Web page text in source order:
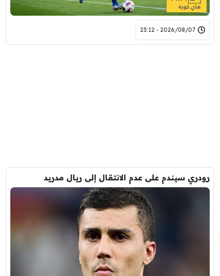
2026/08/07 - 23:12
رودري سيندم على عدم الانتقال إلى ريال مدريد